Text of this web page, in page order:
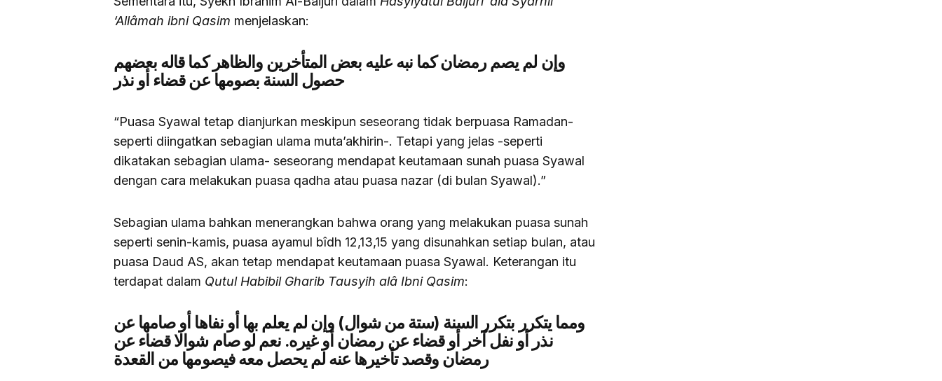
‘Allâmah ibni Qasim menjelaskan:
وإن لم يصم رمضان كما نبه عليه بعض المتأخرين والظاهر كما قاله بعضهم
حصول السنة بصومها عن قضاء أو نذر
“Puasa Syawal tetap dianjurkan meskipun seseorang tidak berpuasa Ramadan-
seperti diingatkan sebagian ulama muta’akhirin-. Tetapi yang jelas -seperti
dikatakan sebagian ulama- seseorang mendapat keutamaan sunah puasa Syawal
dengan cara melakukan puasa qadha atau puasa nazar (di bulan Syawal).”
Sebagian ulama bahkan menerangkan bahwa orang yang melakukan puasa sunah
seperti senin-kamis, puasa ayamul bîdh 12,13,15 yang disunahkan setiap bulan, atau
puasa Daud AS, akan tetap mendapat keutamaan puasa Syawal. Keterangan itu
terdapat dalam Qutul Habibil Gharib Tausyih alâ Ibni Qasim:
ومما يتكرر بتكرر السنة (ستة من شوال) وإن لم يعلم بها أو نفاها أو صامها عن
نذر أو نفل آخر أو قضاء عن رمضان أو غيره. نعم لو صام شوالا قضاء عن
رمضان وقصد تأخيرها عنه لم يحصل معه فيصومها من القعدة